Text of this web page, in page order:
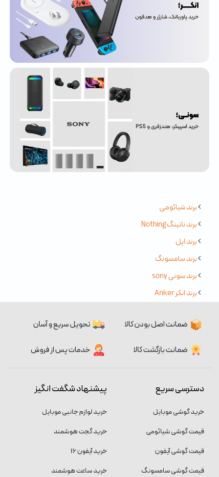
برند شیائومی
برند ناتینگ Nothing
برند اپل
برند سامسونگ
برند سونی sony
برند انکر Anker
ضمانت اصل بودن کالا تحویل سریع و آسان
ضمانت بازگشت کالا خدمات پس از فروش
دسترسی سریع
خرید گوشی موبایل
قیمت گوشی شیائومی
قیمت گوشی آیفون
قیمت گوشی سامسونگ
پیشنهاد شگفت انگیز
خرید لوازم جانبی موبایل
خرید گجت هوشمند
خرید آیفون 16
خرید ساعت هوشمند